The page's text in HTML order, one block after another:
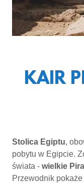
KAIR
Stolica Egiptu,
pobytu w Egipcie.
świata - wielkie
Przewodnik